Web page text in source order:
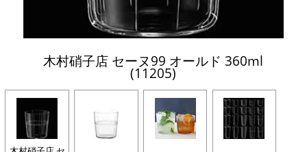
木村硝子店 セーヌ99 オールド 360ml
(11205)